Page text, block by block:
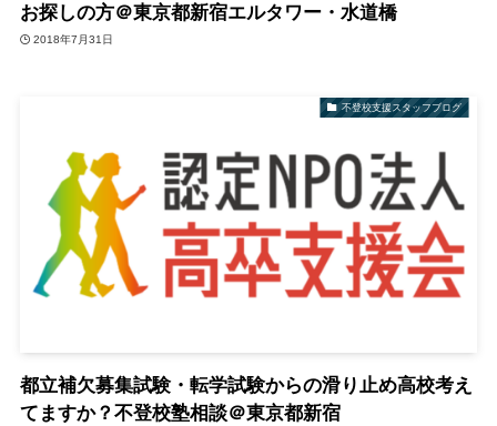
お探しの方＠東京都新宿エルタワー・水道橋
2018年7月31日
不登校支援スタッフブログ
都立補欠募集試験・転学試験からの滑り止め高校考え
てますか？不登校塾相談＠東京都新宿